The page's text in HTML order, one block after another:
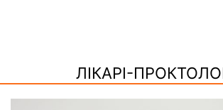
ЛІКАРІ-